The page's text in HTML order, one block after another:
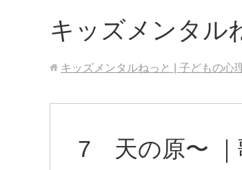
キッズメンタル
キッズメンタルねっと | 子どもの心
7 天の原〜 ｜